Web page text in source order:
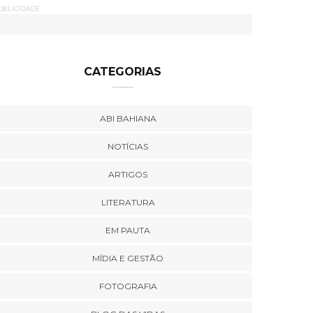
CATEGORIAS
ABI BAHIANA
NOTÍCIAS
ARTIGOS
LITERATURA
EM PAUTA
MÍDIA E GESTÃO
FOTOGRAFIA